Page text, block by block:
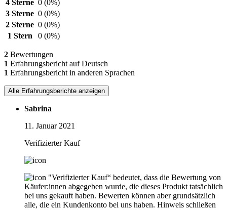
4 Sterne 0 (0%)
3 Sterne 0 (0%)
2 Sterne 0 (0%)
1 Stern
0 (0%)
2 Bewertungen
1 Erfahrungsbericht auf Deutsch
1 Erfahrungsbericht in anderen Sprachen
Alle Erfahrungsberichte anzeigen
Sabrina
11. Januar 2021
Verifizierter Kauf
"Verifizierter Kauf“ bedeutet, dass die Bewertung von
Käufer:innen abgegeben wurde, die dieses Produkt tatsächlich
bei uns gekauft haben. Bewerten können aber grundsätzlich
alle, die ein Kundenkonto bei uns haben. Hinweis schließen